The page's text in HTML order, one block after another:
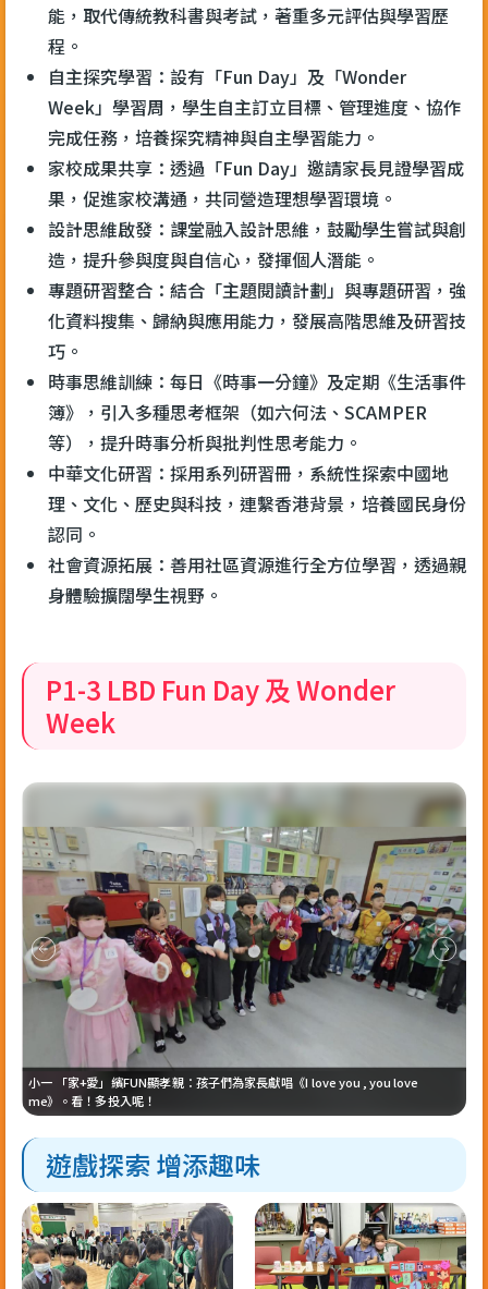
能，取代傳統教科書與考試，著重多元評估與學習歷
程。
自主探究學習：設有「Fun Day」及「Wonder
Week」學習周，學生自主訂立目標、管理進度、協作
完成任務，培養探究精神與自主學習能力。
家校成果共享：透過「Fun Day」邀請家長見證學習成
果，促進家校溝通，共同營造理想學習環境。
設計思維啟發：課堂融入設計思維，鼓勵學生嘗試與創
造，提升參與度與自信心，發揮個人潛能。
專題研習整合：結合「主題閱讀計劃」與專題研習，強
化資料搜集、歸納與應用能力，發展高階思維及研習技
巧。
時事思維訓練：每日《時事一分鐘》及定期《生活事件
簿》，引入多種思考框架（如六何法、SCAMPER
等），提升時事分析與批判性思考能力。
中華文化研習：採用系列研習冊，系統性探索中國地
理、文化、歷史與科技，連繫香港背景，培養國民身份
認同。
社會資源拓展：善用社區資源進行全方位學習，透過親
身體驗擴闊學生視野。
P1-3 LBD Fun Day 及 Wonder
Week
小一 「家+愛」繽FUN顯孝親：孩子們為家長獻唱《I love you , you love
me》。看！多投入呢！
遊戲探索 增添趣味